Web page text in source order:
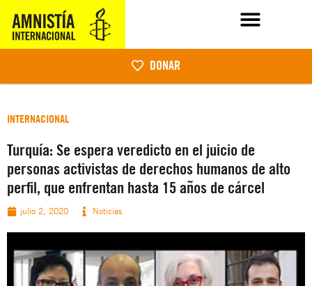
DONAR
INTERNACIONAL
Turquía: Se espera veredicto en el juicio de
personas activistas de derechos humanos de alto
perfil, que enfrentan hasta 15 años de cárcel
julio 2, 2020 Noticias